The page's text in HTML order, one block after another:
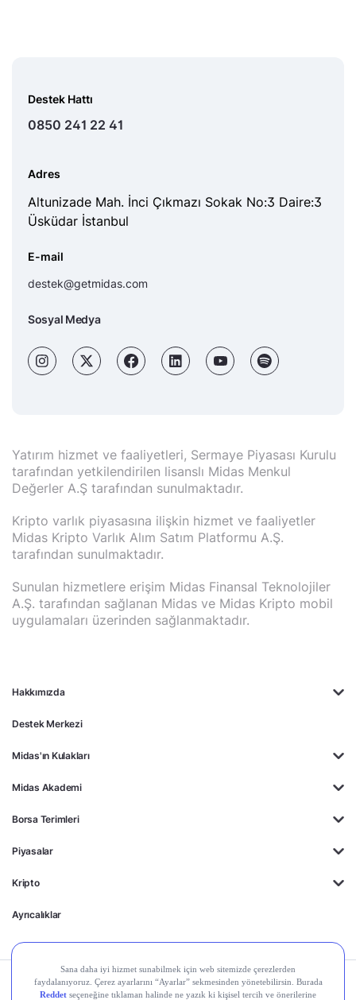
Hakkımızda
Destek Merkezi
Midas'ın Kulakları
Midas Akademi
Borsa Terimleri
Piyasalar
Kripto
Ayrıcalıklar
Destek Hattı
0850 241 22 41
Adres
Altunizade Mah. İnci Çıkmazı Sokak No:3 Daire:3
Üsküdar İstanbul
E-mail
destek@getmidas.com
Sosyal Medya
Yatırım hizmet ve faaliyetleri, Sermaye Piyasası Kurulu
tarafından yetkilendirilen lisanslı Midas Menkul
Değerler A.Ş tarafından sunulmaktadır.
Kripto varlık piyasasına ilişkin hizmet ve faaliyetler
Midas Kripto Varlık Alım Satım Platformu A.Ş.
tarafından sunulmaktadır.
Sunulan hizmetlere erişim Midas Finansal Teknolojiler
A.Ş. tarafından sağlanan Midas ve Midas Kripto mobil
uygulamaları üzerinden sağlanmaktadır.
Kişisel Verilerin
Gizlilik
Yasal
Çerez